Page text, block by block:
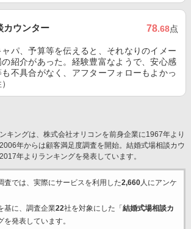
カウンター 78.68点
パ、予算等を伝えると、それなりのイメー
紹介があった。経験豊富なようで、安心感
不具合がなく、アフターフォローもよかっ
キングは、株式会社オリコンを前身企業に1967年より
年からは顧客満足度調査を開始。結婚式場相談カウ
年よりランキングを発表しています。
査では、実際にサービスを利用した2,660人にアンケ
基に、調査企業22社を対象にした「 結婚式場相談カ
を発表しています。